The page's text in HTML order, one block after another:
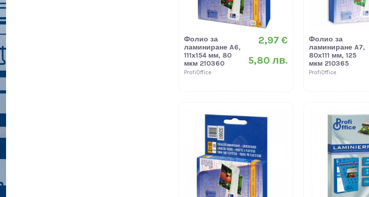
Фолио за
ламиниране A6,
111х154 мм, 80
мкм 210360
ProfiOffice
2,97 €
5,80 лв.
Фолио за
ламиниране A7,
80х111 мм, 125
мкм 210365
ProfiOffice